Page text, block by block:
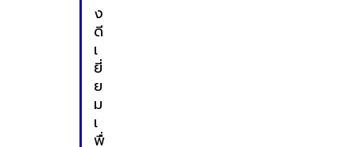
ง
ดี
เ
ยี่
ย
ม
เ
พื่